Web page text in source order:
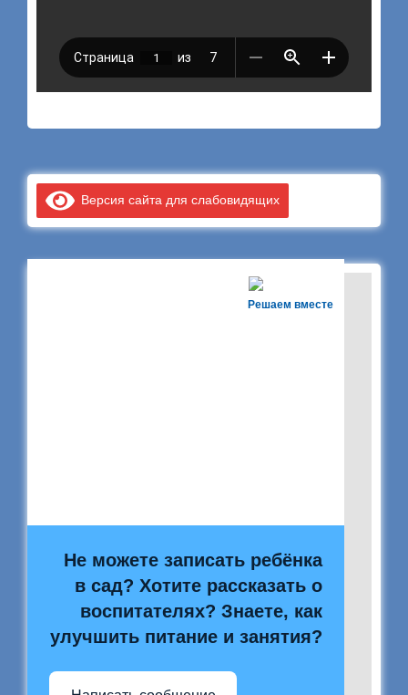
Версия сайта для слабовидящих
Решаем вместе
Не можете записать ребёнка
в сад? Хотите рассказать о
воспитателях? Знаете, как
улучшить питание и занятия?